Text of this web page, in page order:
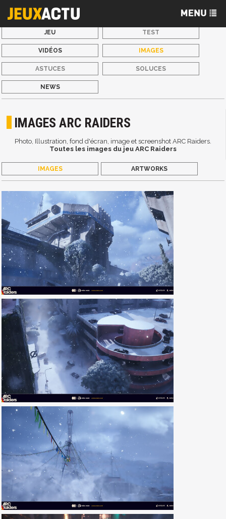
JEU TEST
VIDÉOS IMAGES
ASTUCES SOLUCES
NEWS
IMAGES ARC RAIDERS
Photo, Illustration, fond d'écran, image et screenshot ARC Raiders.
Toutes les images du jeu ARC Raiders
IMAGES ARTWORKS